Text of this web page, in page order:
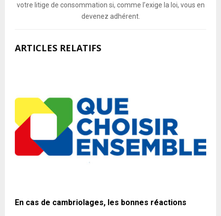
votre litige de consommation si, comme l’exige la loi, vous en
devenez adhérent.
ARTICLES RELATIFS
En cas de cambriolages, les bonnes réactions